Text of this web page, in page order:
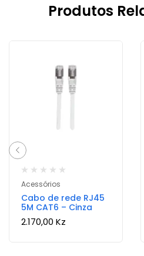
Produtos
Acessórios
Cabo de rede RJ45
5M CAT6 – Cinza
2.170,00 Kz